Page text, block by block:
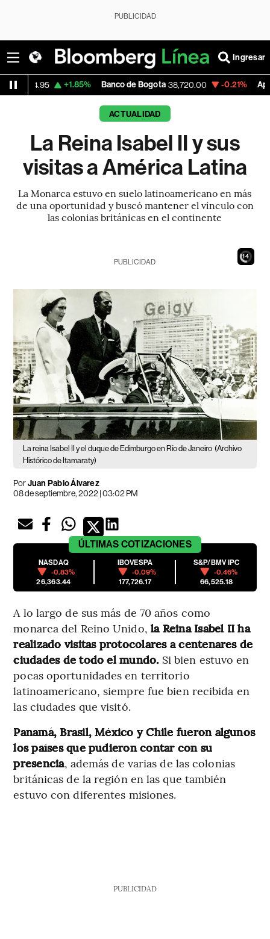
PUBLICIDAD
Ingresar
Banco de Bogota 38,720.00 -0.21% Apple 310.94
ACTUALIDAD
La Reina Isabel II y sus
visitas a América Latina
La Monarca estuvo en suelo latinoamericano en más
de una oportunidad y buscó mantener el vínculo con
las colonias británicas en el continente
12
PUBLICIDAD
La reina Isabel II y el duque de Edimburgo en Río de Janeiro (Archivo
Histórico de Itamaraty)
PorJuan Pablo Álvarez
08 de septiembre, 2022 | 03:02 PM
ÚLTIMAS COTIZACIONES
NASDAQ
-0.83%
26,363.44
IBOVESPA
-0.09%
177,726.17
S&P/BMV IPC
-0.46%
66,525.18
A lo largo de sus más de 70 años como
monarca del Reino Unido, la Reina Isabel II ha
realizado visitas protocolares a centenares de
ciudades de todo el mundo. Si bien estuvo en
pocas oportunidades en territorio
latinoamericano, siempre fue bien recibida en
las ciudades que visitó.
Panamá, Brasil, México y Chile fueron algunos
los países que pudieron contar con su
presencia, además de varias de las colonias
británicas de la región en las que también
estuvo con diferentes misiones.
PUBLICIDAD